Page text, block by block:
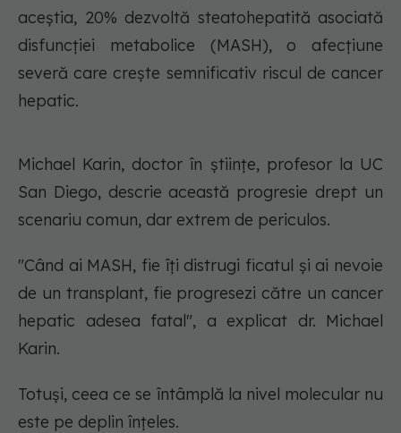
aceștia, 20% dezvoltă steatohepatită asociată
disfuncției metabolice (MASH), o afecțiune
severă care crește semnificativ riscul de cancer
hepatic.
Michael Karin, doctor în științe, profesor la UC
San Diego, descrie această progresie drept un
scenariu comun, dar extrem de periculos.
"Când ai MASH, fie îți distrugi ficatul și ai nevoie
de un transplant, fie progresezi către un cancer
hepatic adesea fatal", a explicat dr. Michael
Karin.
Totuși, ceea ce se întâmplă la nivel molecular nu
este pe deplin înțeles.